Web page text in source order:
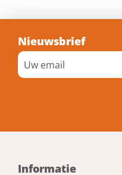
Bestel nu!